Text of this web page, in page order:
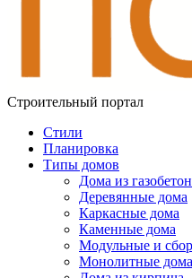
Строительный портал
Стили
Планировка
Типы домов
Дома из
Деревянные дома
Каркасные дома
Каменные дома
Модульные и
Монолитные дома